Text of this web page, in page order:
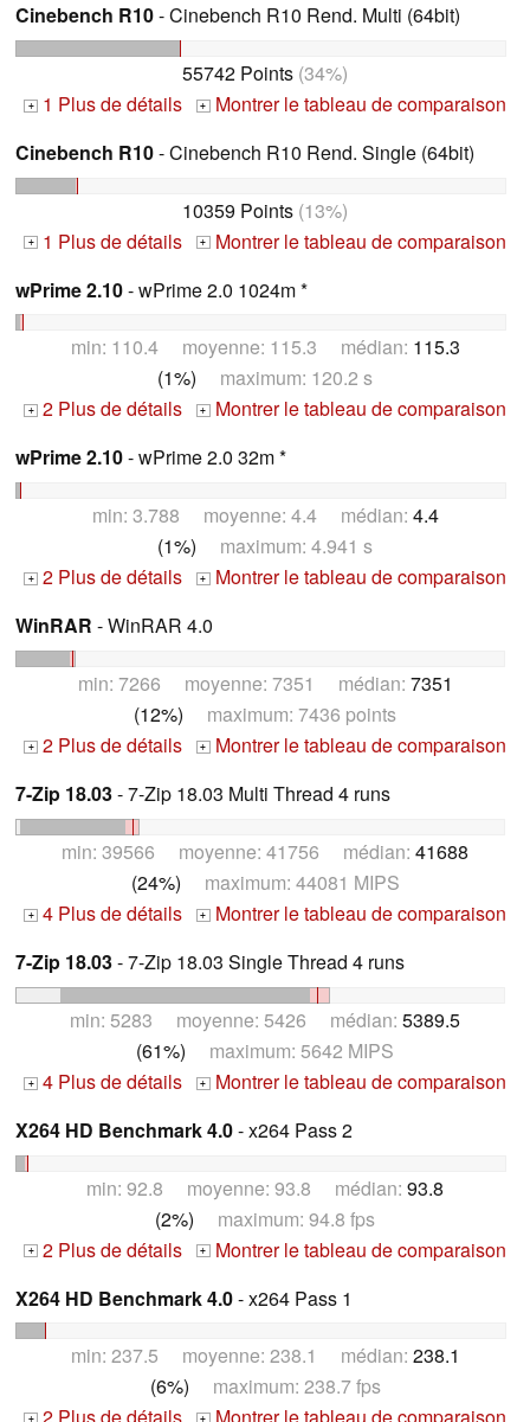
Cinebench R10- Cinebench R10 Rend. Multi (64bit)
55742 Points (34%)
+ 1 Plus de détails + Montrer le tableau de comparaison
Cinebench R10- Cinebench R10 Rend. Single (64bit)
10359 Points (13%)
+ 1 Plus de détails + Montrer le tableau de comparaison
wPrime 2.10- wPrime 2.0 1024m *
min: 110.4 moyenne: 115.3 médian: 115.3
(1%) maximum: 120.2 s
+ 2 Plus de détails + Montrer le tableau de comparaison
wPrime 2.10- wPrime 2.0 32m *
min: 3.788 moyenne: 4.4 médian: 4.4
(1%) maximum: 4.941 s
+ 2 Plus de détails + Montrer le tableau de comparaison
WinRAR - WinRAR 4.0
min: 7266 moyenne: 7351 médian: 7351
(12%) maximum: 7436 points
+ 2 Plus de détails + Montrer le tableau de comparaison
7-Zip 18.03- 7-Zip 18.03 Multi Thread 4 runs
min: 39566 moyenne: 41756 médian: 41688
(24%) maximum: 44081 MIPS
+ 4 Plus de détails + Montrer le tableau de comparaison
7-Zip 18.03- 7-Zip 18.03 Single Thread 4 runs
min: 5283 moyenne: 5426 médian: 5389.5
(61%) maximum: 5642 MIPS
+ 4 Plus de détails + Montrer le tableau de comparaison
X264 HD Benchmark 4.0- x264 Pass 2
min: 92.8 moyenne: 93.8 médian: 93.8
(2%) maximum: 94.8 fps
+ 2 Plus de détails + Montrer le tableau de comparaison
X264 HD Benchmark 4.0- x264 Pass 1
min: 237.5 moyenne: 238.1 médian: 238.1
(6%) maximum: 238.7 fps
+ +